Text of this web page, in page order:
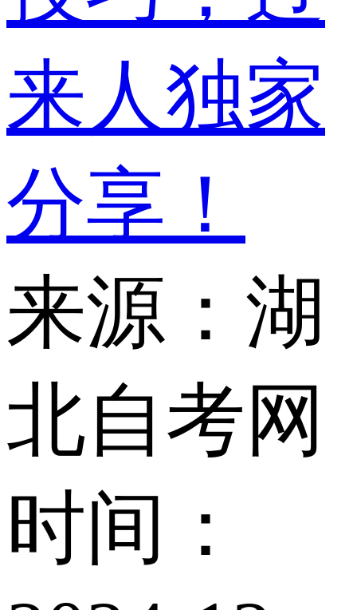
来人独家
分享！
来源：湖
北自考网
时间：